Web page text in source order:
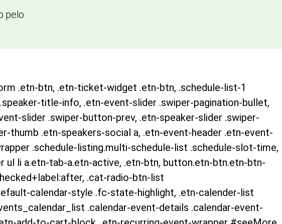
pelo
.etn-btn, .etn-ticket-widget .etn-btn, .schedule-list-1
title-info, .etn-event-slider .swiper-pagination-bullet,
slider .swiper-button-prev, .etn-speaker-slider .swiper-
thumb .etn-speakers-social a, .etn-event-header .etn-event-
.schedule-listing.multi-schedule-list .schedule-slot-time,
li a.etn-tab-a.etn-active, .etn-btn, button.etn-btn.etn-btn-
.cat-radio-btn-list
calendar-style .fc-state-highlight, .etn-calender-list
.calendar-event-details .calendar-event-